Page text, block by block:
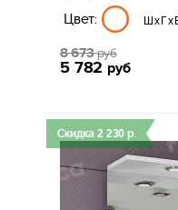
Цвет:
8 673руб
5 782 руб
Скидка 2 230 р.